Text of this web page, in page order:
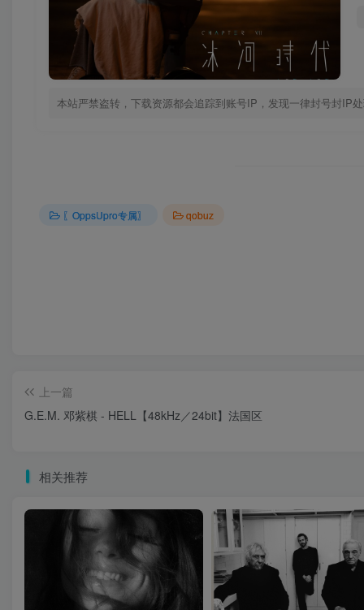
本站严禁盗转，下载资源都会追踪到账号IP，发现一律封号封IP
〖OppsUpro专属〗 qobuz
上一篇
G.E.M. 邓紫棋 - HELL【48kHz／24bit】法国区
相关推荐